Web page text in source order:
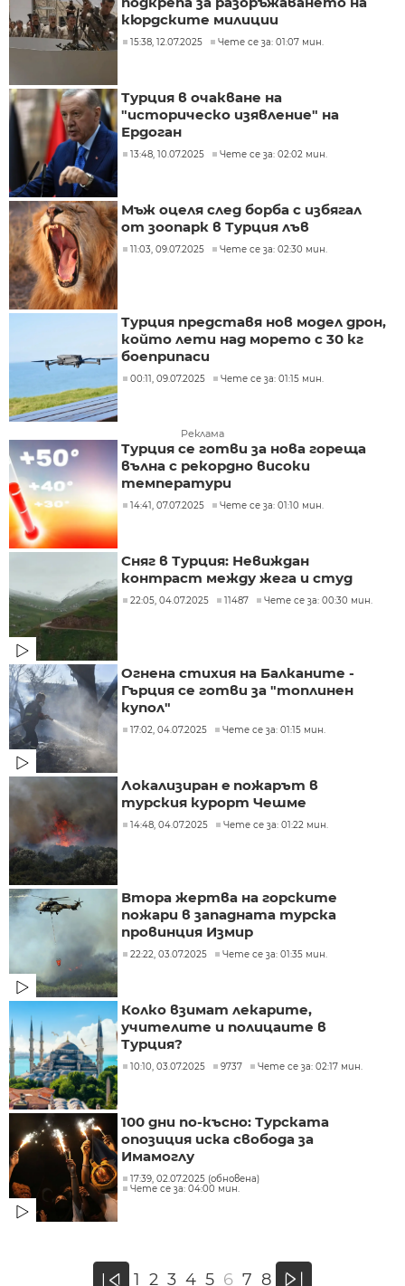
кюрдските милиции
15:38, 12.07.2025 Чете се за: 01:07 мин.
Турция в очакване на
"историческо изявление" на
Ердоган
13:48, 10.07.2025 Чете се за: 02:02 мин.
Мъж оцеля след борба с избягал
от зоопарк в Турция лъв
11:03, 09.07.2025 Чете се за: 02:30 мин.
Турция представя нов модел дрон,
който лети над морето с 30 кг
боеприпаси
00:11, 09.07.2025 Чете се за: 01:15 мин.
Реклама
Турция се готви за нова гореща
вълна с рекордно високи
температури
14:41, 07.07.2025 Чете се за: 01:10 мин.
Сняг в Турция: Невиждан
контраст между жега и студ
22:05, 04.07.2025 11487 Чете се за: 00:30 мин.
Огнена стихия на Балканите -
Гърция се готви за "топлинен
купол"
17:02, 04.07.2025 Чете се за: 01:15 мин.
Локализиран e пожарът в
турския курорт Чешме
14:48, 04.07.2025 Чете се за: 01:22 мин.
Втора жертва на горските
пожари в западната турска
провинция Измир
22:22, 03.07.2025 Чете се за: 01:35 мин.
Колко взимат лекарите,
учителите и полицаите в
Турция?
10:10, 03.07.2025 9737 Чете се за: 02:17 мин.
100 дни по-късно: Турската
опозиция иска свобода за
Имамоглу
17:39, 02.07.2025 (обновена)
Чете се за: 04:00 мин.
1 2 3 4 5 6 7 8 »